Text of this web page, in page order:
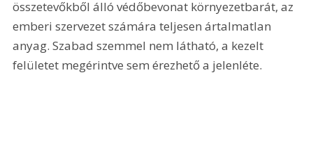
összetevőkből álló védőbevonat környezetbarát, az
emberi szervezet számára teljesen ártalmatlan
anyag. Szabad szemmel nem látható, a kezelt
felületet megérintve sem érezhető a jelenléte.